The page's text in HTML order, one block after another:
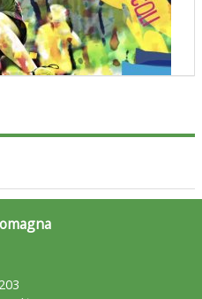
di Tiziano Pesce al CN Uisp